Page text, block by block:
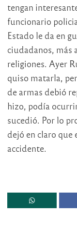
tengan
funcionario
Estado le da en
ciudadanos, más
religiones. Ayer
quiso matarla,
de armas debió
hizo, podía
sucedió. Por lo
dejó en claro que
accidente.